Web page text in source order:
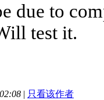
due to
test it.
| 只看该作者